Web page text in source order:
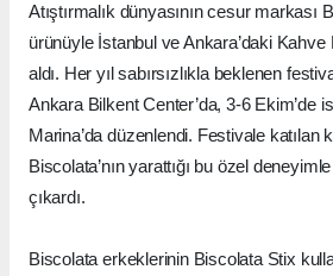
Atıştırmalık dünyasının cesur markası
ürünüyle İstanbul ve Ankara’daki Kahve
aldı. Her yıl sabırsızlıkla beklenen
Ankara Bilkent Center’da, 3-6 Ekim’de
Marina’da düzenlendi. Festivale katılan
Biscolata’nın yarattığı bu özel
çıkardı.
Biscolata erkeklerinin Biscolata Stix